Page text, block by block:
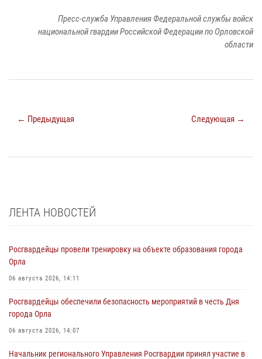
Пресс-служба Управления Федеральной службы войск
национальной гвардии Российской Федерации по Орловской
области
← Предыдущая Следующая →
ЛЕНТА НОВОСТЕЙ
Росгвардейцы провели тренировку на объекте образования города
Орла
06 августа 2026, 14:11
Росгвардейцы обеспечили безопасность мероприятий в честь Дня
города Орла
06 августа 2026, 14:07
Начальник регионального Управления Росгвардии принял участие в